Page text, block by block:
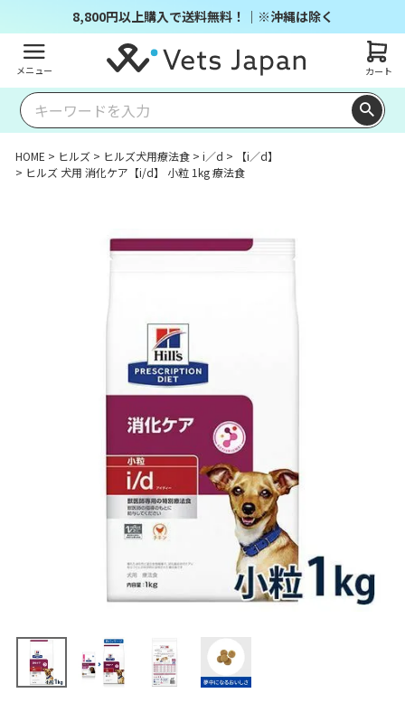
8,800円以上購入で送料無料！｜※沖縄は除く
メニュー カート
HOME ヒルズ ヒルズ犬用療法食 i／d
【i／d】
ヒルズ 犬用 消化ケア【i/d】 小粒 1kg 療法食